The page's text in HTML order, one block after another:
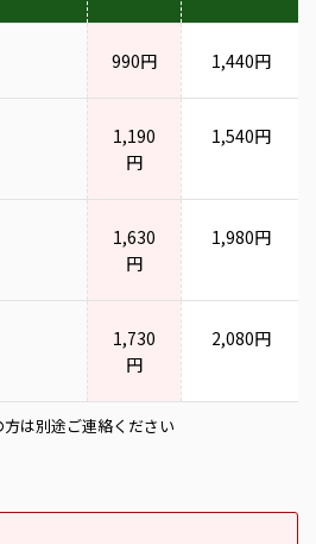
990円 1,440円
1,190
円
1,540円
1,630
円
1,980円
1,730
円
2,080円
は別途ご連絡ください